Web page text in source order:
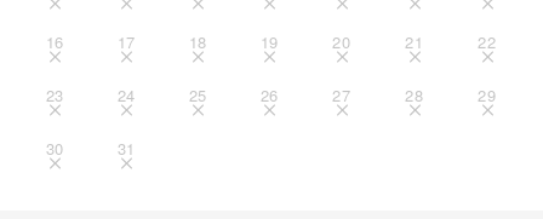
16 17 18 19 20 21 22
23 24 25 26 27 28 29
30 31